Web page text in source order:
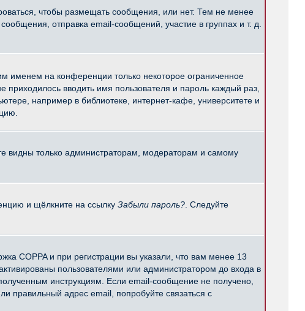
чтобы размещать сообщения, или нет. Тем не менее
отправка email-сообщений, участие в группах и т. д.
именем на конференции только некоторое ограниченное
приходилось вводить имя пользователя и пароль каждый раз,
например в библиотеке, интернет-кафе, университете и
видны только администраторам, модераторам и самому
и щёлкните на ссылку Забыли пароль? . Следуйте
COPPA и при регистрации вы указали, что вам менее 13
пользователями или администратором до входа в
инструкциям. Если email-сообщение не получено,
правильный адрес email, попробуйте связаться с